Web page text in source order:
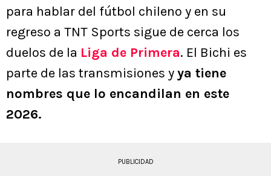
para hablar del fútbol chileno y en su
regreso a TNT Sports sigue de cerca los
duelos de la Liga de Primera. El Bichi es
parte de las transmisiones yya tiene
nombres que lo encandilan en este
2026.
PUBLICIDAD